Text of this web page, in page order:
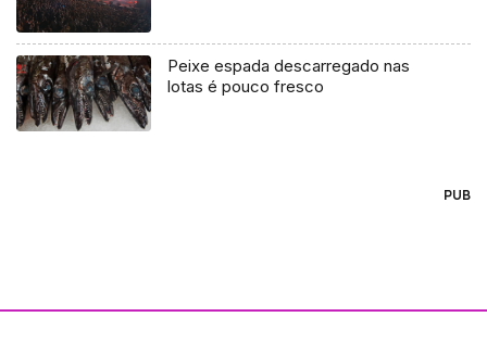
Peixe espada descarregado nas
lotas é pouco fresco
PUB